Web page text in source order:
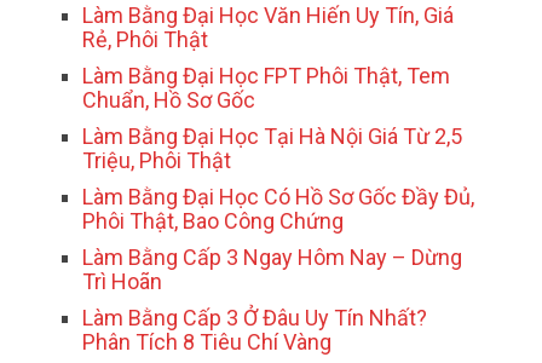
Làm Bằng Đại Học Văn Hiến Uy Tín, Giá
Rẻ, Phôi Thật
Làm Bằng Đại Học FPT Phôi Thật, Tem
Chuẩn, Hồ Sơ Gốc
Làm Bằng Đại Học Tại Hà Nội Giá Từ 2,5
Triệu, Phôi Thật
Làm Bằng Đại Học Có Hồ Sơ Gốc Đầy Đủ,
Phôi Thật, Bao Công Chứng
Làm Bằng Cấp 3 Ngay Hôm Nay – Dừng
Trì Hoãn
Làm Bằng Cấp 3 Ở Đâu Uy Tín Nhất?
Phân Tích 8 Tiêu Chí Vàng